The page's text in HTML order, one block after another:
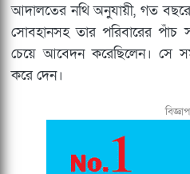
আদালতের নথি অনুযায়ী, গত
সোবহানসহ তার পরিবারের পাঁচ
চেয়ে আবেদন করেছিলেন। সে
করে দেন।